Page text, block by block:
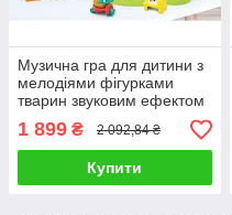
Музична гра для дитини з
мелодіями фігурками
тварин звуковим ефектом
і підсвічуванням
1 899 ₴ 2 092,84 ₴
Купити